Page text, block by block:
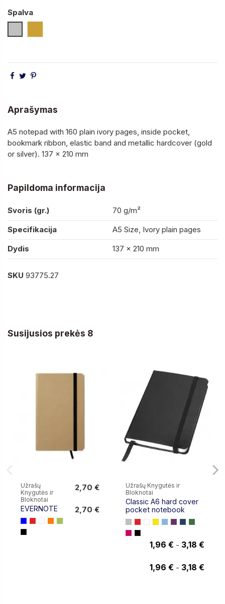
Spalva
Aprašymas
A5 notepad with 160 plain ivory pages, inside pocket,
bookmark ribbon, elastic band and metallic hardcover (gold
or silver). 137 x 210 mm
Papildoma informacija
Svoris (gr.)
70 g/m²
Specifikacija
A5 Size, Ivory plain pages
Dydis
137 x 210 mm
SKU 93775.27
Susijusios prekės 8
Užrašų
Knygutės ir
Bloknotai
EVERNOTE
2,70 €
2,70 €
Užrašų Knygutės ir
Bloknotai
Classic A6 hard cover
pocket notebook
1,96 € - 3,18 €
1,96 € - 3,18 €